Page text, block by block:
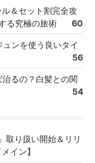
＆セット割完全攻
る究極の旅術
60
ンを使う良いタイ
56
るの？白髪との関
54
取り扱い開始＆リリ
イン】